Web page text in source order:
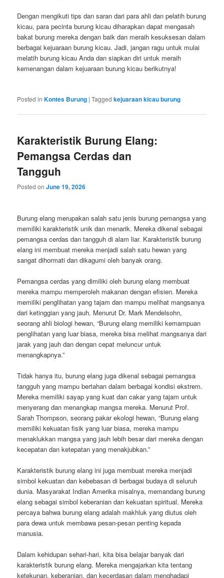
Dengan mengikuti tips dan saran dari para ahli dan pelatih burung
kicau, para pecinta burung kicau diharapkan dapat mengasah
bakat burung mereka dengan baik dan meraih kesuksesan dalam
berbagai kejuaraan burung kicau. Jadi, jangan ragu untuk mulai
melatih burung kicau Anda dan siapkan diri untuk meraih
kemenangan dalam kejuaraan burung kicau berikutnya!
Posted in Kontes Burung |Tagged kejuaraan kicau burung
Karakteristik Burung Elang:
Pemangsa Cerdas dan
Tangguh
Posted onJune 19, 2026
Burung elang merupakan salah satu jenis burung pemangsa yang
memiliki karakteristik unik dan menarik. Mereka dikenal sebagai
pemangsa cerdas dan tangguh di alam liar. Karakteristik burung
elang ini membuat mereka menjadi salah satu hewan yang
sangat dihormati dan dikagumi oleh banyak orang.
Pemangsa cerdas yang dimiliki oleh burung elang membuat
mereka mampu memperoleh makanan dengan efisien. Mereka
memiliki penglihatan yang tajam dan mampu melihat mangsanya
dari ketinggian yang jauh. Menurut Dr. Mark Mendelsohn,
seorang ahli biologi hewan, “Burung elang memiliki kemampuan
penglihatan yang luar biasa, mereka bisa melihat mangsanya dari
jarak yang jauh dan dengan cepat meluncur untuk
menangkapnya.”
Tidak hanya itu, burung elang juga dikenal sebagai pemangsa
tangguh yang mampu bertahan dalam berbagai kondisi ekstrem.
Mereka memiliki sayap yang kuat dan cakar yang tajam untuk
menyerang dan menangkap mangsa mereka. Menurut Prof.
Sarah Thompson, seorang pakar ekologi hewan, “Burung elang
memiliki kekuatan fisik yang luar biasa, mereka mampu
menaklukkan mangsa yang jauh lebih besar dari mereka dengan
kecepatan dan ketepatan yang menakjubkan.”
Karakteristik burung elang ini juga membuat mereka menjadi
simbol kekuatan dan kebebasan di berbagai budaya di seluruh
dunia. Masyarakat Indian Amerika misalnya, memandang burung
elang sebagai simbol keberanian dan kekuatan spiritual. Mereka
percaya bahwa burung elang adalah makhluk yang diutus oleh
para dewa untuk membawa pesan-pesan penting kepada
manusia.
Dalam kehidupan sehari-hari, kita bisa belajar banyak dari
karakteristik burung elang. Mereka mengajarkan kita tentang
ketekunan, keberanian, dan kecerdasan dalam menghadapi